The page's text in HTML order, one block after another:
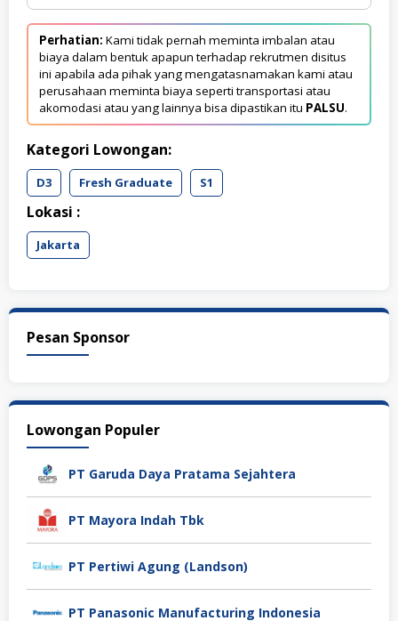
Perhatian: Kami tidak pernah meminta imbalan atau
biaya dalam bentuk apapun terhadap rekrutmen disitus
ini apabila ada pihak yang mengatasnamakan kami atau
perusahaan meminta biaya seperti transportasi atau
akomodasi atau yang lainnya bisa dipastikan itu PALSU.
Kategori Lowongan:
D3 Fresh Graduate S1
Lokasi :
Jakarta
Pesan Sponsor
Lowongan Populer
PT Garuda Daya Pratama Sejahtera
PT Mayora Indah Tbk
PT Pertiwi Agung (Landson)
PT Panasonic Manufacturing Indonesia